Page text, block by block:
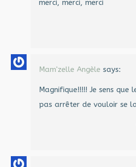
merci, merci, merci
Mam'zelle Angèle says:
Magnifique!!!!! Je sens que
pas arrêter de vouloir se